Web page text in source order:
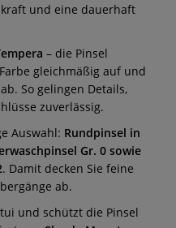
und eine dauerhaft
– die Pinsel
gleichmäßig auf und
So gelingen Details,
zuverlässig.
Auswahl: Rundpinsel in
Gr. 0 sowie
. Damit decken Sie feine
ab.
und schützt die Pinsel